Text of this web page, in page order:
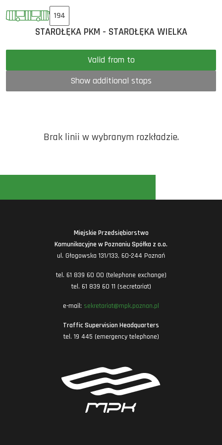
194
STAROŁĘKA PKM - STAROŁĘKA WIELKA
Valid from to
Show additional stops
Brak linii w wybranym rozkładzie.
Miejskie Przedsiębiorstwo
Komunikacyjne w Poznaniu Spółka z o.o.
ul. Głogowska 131/133, 60-244 Poznań
tel. 61 839 60 00 (telephone exchange)
tel. 61 839 60 11 (secretariat)
e-mail: sekretariat@mpk.poznan.pl
Traffic Supervision Headquarters
tel. 19 445 (emergency telephone)